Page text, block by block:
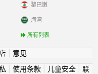
黎巴嫩
海湾
所有列表
| 意见
使用条款| 儿童安全| 联